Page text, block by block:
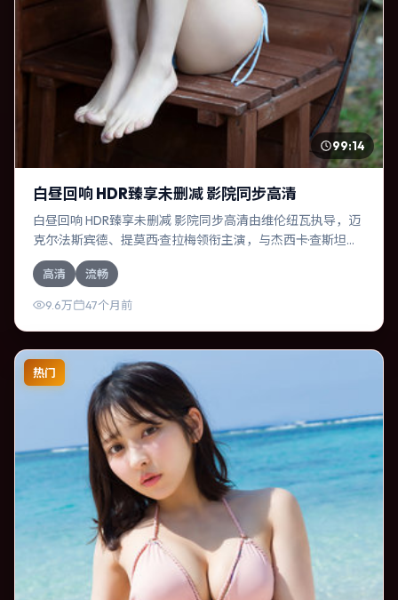
99:14
白昼回响 HDR臻享未删减 影院同步高清
白昼回响 HDR臻享未删减 影院同步高清由维伦纽瓦执导，迈
克尔·法斯宾德、提莫西·查拉梅领衔主演，与杰西卡·查斯坦、
汤唯等共同演绎。本片为动作类型，主要班底与取景来自中
国香港。一桩旧案被重新翻出，真相与谎言交织。影片整体
气质温暖，节奏紧凑，人物动机清晰，适合喜欢强情节与细
高清 流畅
9.6万 47个月前
热门